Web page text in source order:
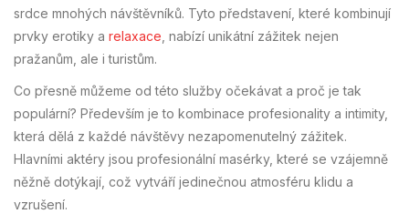
srdce mnohých návštěvníků. Tyto představení, které kombinují
prvky erotiky a relaxace , nabízí unikátní zážitek nejen
pražanům, ale i turistům.
Co přesně můžeme od této služby očekávat a proč je tak
populární? Především je to kombinace profesionality a intimity,
která dělá z každé návštěvy nezapomenutelný zážitek.
Hlavními aktéry jsou profesionální masérky, které se vzájemně
něžně dotýkají, což vytváří jedinečnou atmosféru klidu a
vzrušení.